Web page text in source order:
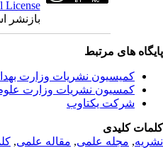
License
بازنشر
های مرتبط
کمیسیون نشریات وزارت
کمسیون نشریات وزارت علوم
شرکت یکتاوب
کلیدی
,مجله علمی, مقاله علمی,